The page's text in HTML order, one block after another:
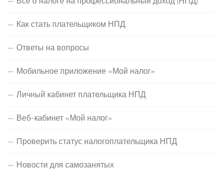
Как стать плательщиком НПД
Ответы на вопросы
Мобильное приложение «Мой налог»
Личный кабинет плательщика НПД
Веб-кабинет «Мой налог»
Проверить статус налогоплательщика НПД
Новости для самозанятых